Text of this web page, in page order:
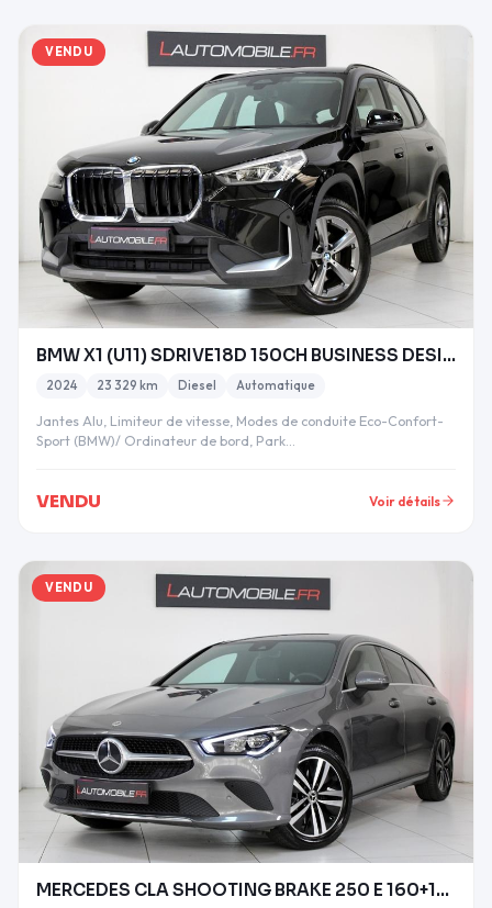
VENDU
BMW X1 (U11) SDRIVE18D 150CH BUSINESS DESIGN
2024 23 329 km Diesel Automatique
Jantes Alu, Limiteur de vitesse, Modes de conduite Eco-Confort-
Sport (BMW)/ Ordinateur de bord, Park…
VENDU Voir détails
VENDU
MERCEDES CLA SHOOTING BRAKE 250 E 160+102CH PROGRE